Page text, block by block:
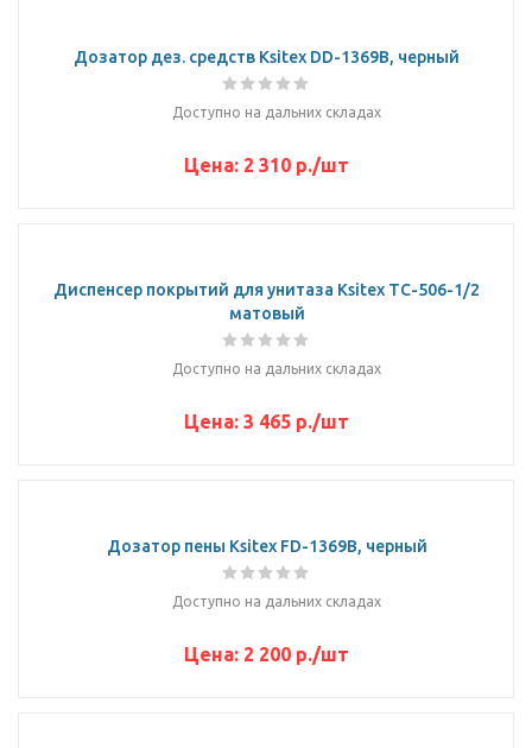
Дозатор дез. средств Ksitex DD-1369B, черный
Доступно на дальних складах
Цена: 2 310 р./шт
Диспенсер покрытий для унитаза Ksitex TC-506-1/2
матовый
Доступно на дальних складах
Цена: 3 465 р./шт
Дозатор пены Ksitex FD-1369B, черный
Доступно на дальних складах
Цена: 2 200 р./шт